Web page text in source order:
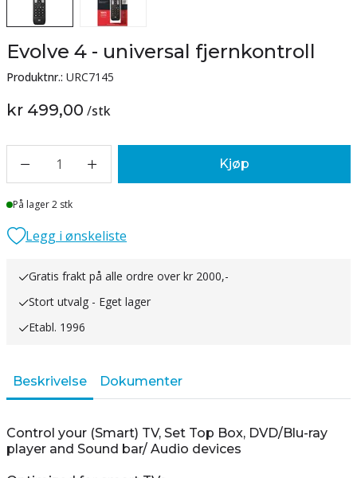
Evolve 4 - universal fjernkontroll
Produktnr.: URC7145
kr 499,00 /stk
1 Kjøp
Lager
På lager 2 stk
Legg i ønskeliste
Gratis frakt på alle ordre over kr 2000,-
Stort utvalg - Eget lager
Etabl. 1996
Beskrivelse Dokumenter
Control your (Smart) TV, Set Top Box, DVD/Blu-ray
player and Sound bar/ Audio devices